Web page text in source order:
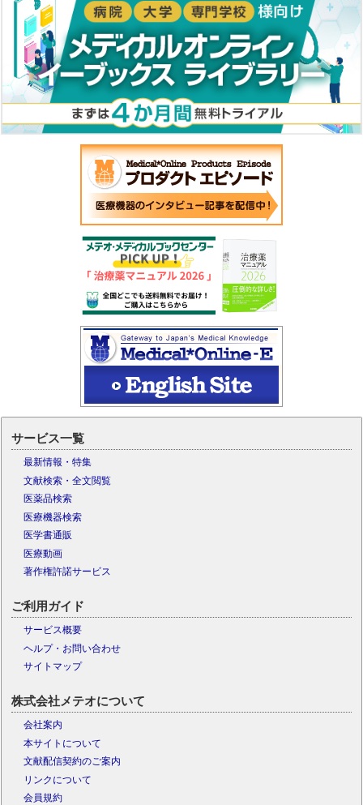
サービス一覧
最新情報・特集
文献検索・全文閲覧
医薬品検索
医療機器検索
医学書通販
医療動画
著作権許諾サービス
ご利用ガイド
サービス概要
ヘルプ・お問い合わせ
サイトマップ
株式会社メテオについて
会社案内
本サイトについて
文献配信契約のご案内
リンクについて
会員規約